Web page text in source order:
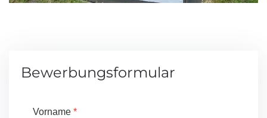
Bewerbungsformular
Vorname *